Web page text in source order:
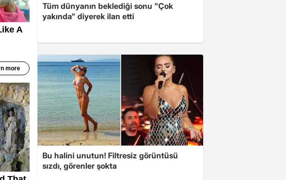
Tüm dünyanın beklediği sonu "Çok
yakında" diyerek ilan etti
Bu halini unutun! Filtresiz görüntüsü
sızdı, görenler şokta